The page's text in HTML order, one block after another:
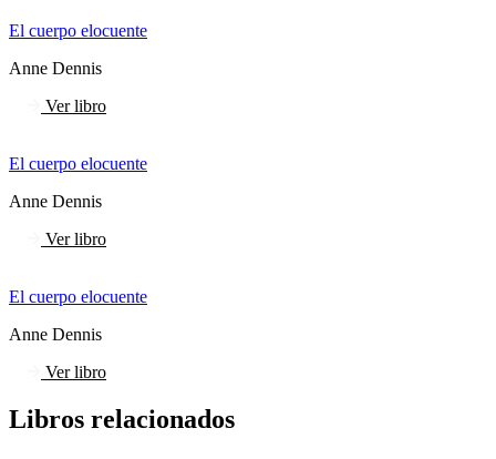
El cuerpo elocuente
Anne Dennis
Ver libro
El cuerpo elocuente
Anne Dennis
Ver libro
El cuerpo elocuente
Anne Dennis
Ver libro
Libros relacionados